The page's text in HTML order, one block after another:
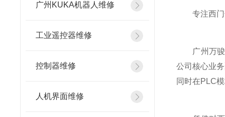
广州KUKA机器人维修
工业遥控器维修
控制器维修
人机界面维修
专注西门
广州万骏自
公司核心业
同时在PLC